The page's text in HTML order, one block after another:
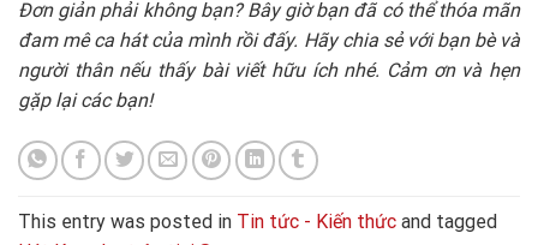
Đơn giản phải không bạn? Bây giờ bạn đã có thể thóa mãn
đam mê ca hát của mình rồi đấy. Hãy chia sẻ với bạn bè và
người thân nếu thấy bài viết hữu ích nhé. Cảm ơn và hẹn
gặp lại các bạn!
This entry was posted in Tin tức - Kiến thức and tagged